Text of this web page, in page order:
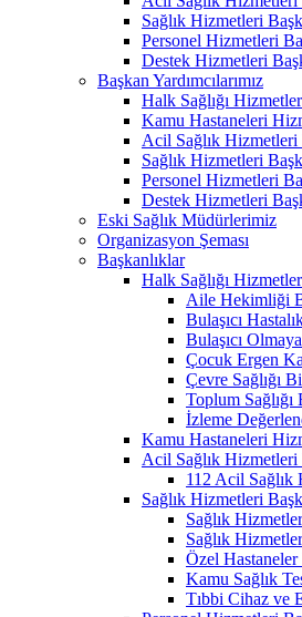
Sağlık Hizmetleri
Personel Hizmetleri
Destek Hizmetleri
Başkan Yardımcılarımız
Halk Sağlığı
Kamu Hastaneleri
Acil Sağlık Hizmetleri
Sağlık Hizmetleri
Personel Hizmetleri
Destek Hizmetleri
Eski Sağlık Müdürlerimiz
Organizasyon Şeması
Başkanlıklar
Halk Sağlığı
Aile Hekimliği
Bulaşıcı
Bulaşıcı
Çocuk Ergen
Çevre Sağlığı
Toplum Sağlığı
İzleme
Kamu Hastaneleri
Acil Sağlık Hizmetleri
112 Acil
Sağlık Hizmetleri
Sağlık
Sağlık
Özel
Kamu Sağlık
Tıbbi Cihaz ve